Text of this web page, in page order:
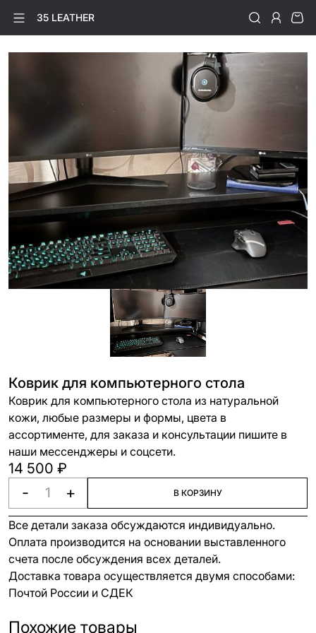
35 LEATHER
Коврик для компьютерного стола
Коврик для компьютерного стола из натуральной
кожи, любые размеры и формы, цвета в
ассортименте, для заказа и консультации пишите в
наши мессенджеры и соцсети.
14 500 ₽
- + В КОРЗИНУ
Все детали заказа обсуждаются индивидуально.
Оплата производится на основании выставленного
счета после обсуждения всех деталей.
Доставка товара осуществляется двумя способами:
Почтой России и СДЕК
Похожие товары